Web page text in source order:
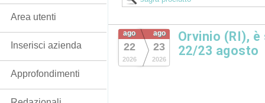
ago
22
2026
ago
23
2026
Orvinio (RI),
22/23 agosto
Area utenti
Inserisci azienda
Approfondimenti